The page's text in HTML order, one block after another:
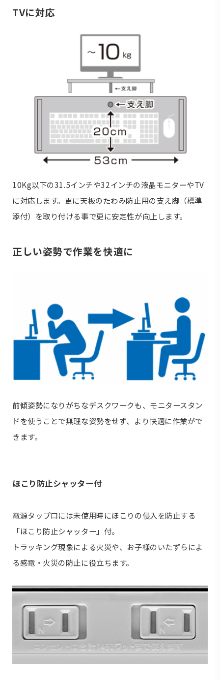
TVに対応
10Kg以下の31.5インチや32インチの液晶モニターやTV
に対応します。更に天板のたわみ防止用の支え脚（標準
添付）を取り付ける事で更に安定性が向上します。
正しい姿勢で作業を快適に
前傾姿勢になりがちなデスクワークも、モニタースタン
ドを使うことで無理な姿勢をせず、より快適に作業がで
きます。
ほこり防止シャッター付
電源タップ口には未使用時にほこりの侵入を防止する
「ほこり防止シャッター」付。
トラッキング現象による火災や、お子様のいたずらによ
る感電・火災の防止に役立ちます。